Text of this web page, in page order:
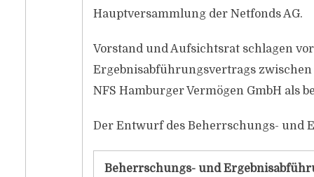
Hauptversammlung der Netfonds AG.
Vorstand und Aufsichtsrat schlagen
Ergebnisabführungsvertrags
NFS Hamburger Vermögen GmbH als
Der Entwurf des Beherrschungs- und
Beherrschungs- und